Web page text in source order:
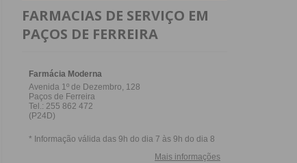
FARMACIAS DE SERVIÇO EM
PAÇOS DE FERREIRA